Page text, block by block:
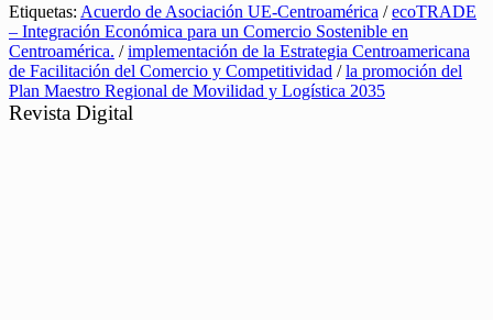
Etiquetas: Acuerdo de Asociación UE-Centroamérica /ecoTRADE
– Integración Económica para un Comercio Sostenible en
Centroamérica. /implementación de la Estrategia Centroamericana
de Facilitación del Comercio y Competitividad /la promoción del
Plan Maestro Regional de Movilidad y Logística 2035
Revista Digital